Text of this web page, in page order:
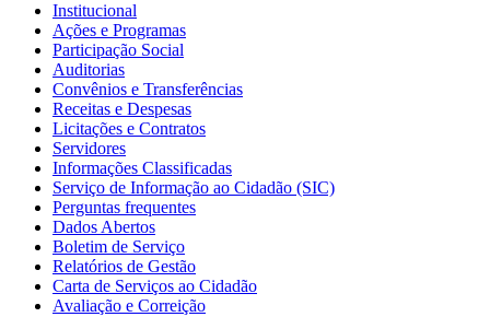
Institucional
Ações e Programas
Participação Social
Auditorias
Convênios e Transferências
Receitas e Despesas
Licitações e Contratos
Servidores
Informações Classificadas
Serviço de Informação ao Cidadão (SIC)
Perguntas frequentes
Dados Abertos
Boletim de Serviço
Relatórios de Gestão
Carta de Serviços ao Cidadão
Avaliação e Correição